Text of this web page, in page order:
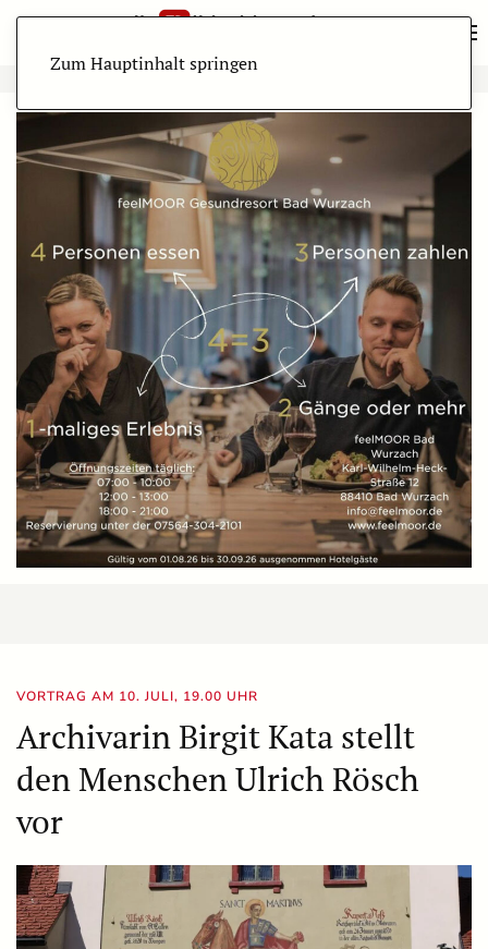
Zum Hauptinhalt springen
VORTRAG AM 10. JULI, 19.00 UHR
Archivarin Birgit Kata stellt
den Menschen Ulrich Rösch
vor